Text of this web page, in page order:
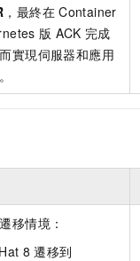
，最終在 Container
版 ACK 完成
實現伺服器和應用
移情境：
8 遷移到